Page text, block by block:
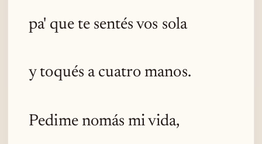
pa' que te sentés vos sola
y toqués a cuatro manos.
Pedime nomás mi vida,